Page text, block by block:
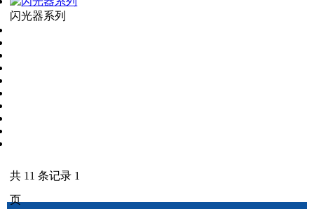
闪光器系列
共 11 条记录 1
页